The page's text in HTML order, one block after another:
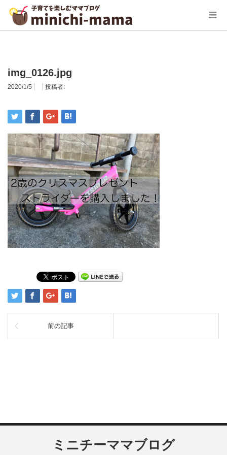
ホーム img_0126.jpg
img_0126.jpg
2020/1/5 投稿者:
前の記事
ミニチーママブログ